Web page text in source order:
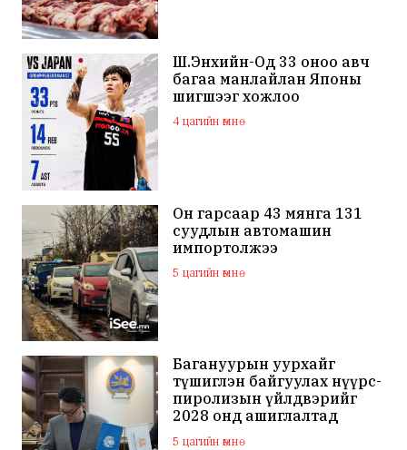
Ш.Энхийн-Од 33 оноо авч
багаа манлайлан Японы
шигшээг хожлоо
4 цагийн өмнө
Он гарсаар 43 мянга 131
суудлын автомашин
импортолжээ
5 цагийн өмнө
Багануурын уурхайг
түшиглэн байгуулах нүүрс-
пиролизын үйлдвэрийг
2028 онд ашиглалтад
оруулна
5 цагийн өмнө